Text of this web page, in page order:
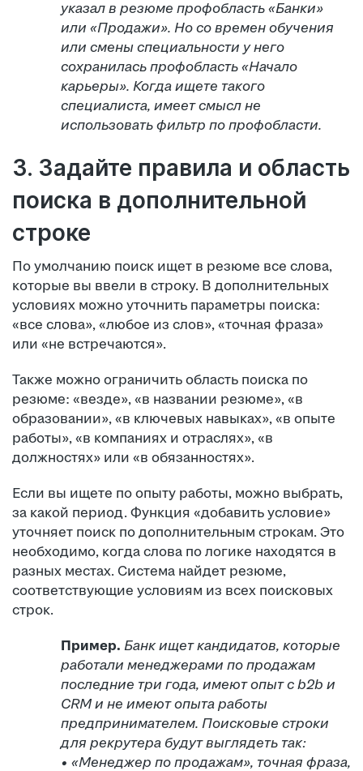
указал в резюме профобласть «Банки»
или «Продажи». Но со времен обучения
или смены специальности у него
сохранилась профобласть «Начало
карьеры». Когда ищете такого
специалиста, имеет смысл не
использовать фильтр по профобласти.
3. Задайте правила и область
поиска в дополнительной
строке
По умолчанию поиск ищет в резюме все слова,
которые вы ввели в строку. В дополнительных
условиях можно уточнить параметры поиска:
«все слова», «любое из слов», «точная фраза»
или «не встречаются».
Также можно ограничить область поиска по
резюме: «везде», «в названии резюме», «в
образовании», «в ключевых навыках», «в опыте
работы», «в компаниях и отраслях», «в
должностях» или «в обязанностях».
Если вы ищете по опыту работы, можно выбрать,
за какой период. Функция «добавить условие»
уточняет поиск по дополнительным строкам. Это
необходимо, когда слова по логике находятся в
разных местах. Система найдет резюме,
соответствующие условиям из всех поисковых
строк.
Пример. Банк ищет кандидатов, которые
работали менеджерами по продажам
последние три года, имеют опыт с b2b и
CRM и не имеют опыта работы
предпринимателем. Поисковые строки
для рекрутера будут выглядеть так:
• «Менеджер по продажам», точная фраза,